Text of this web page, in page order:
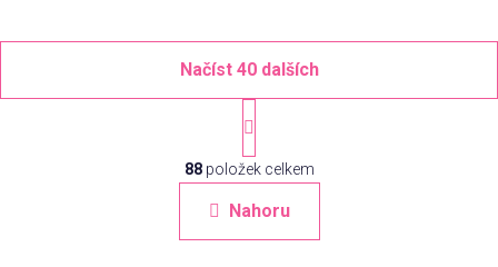
O
v
l
á
d
Načíst 40 dalších
S
t
r
á
n
k
o
88položek celkem
Nahoru